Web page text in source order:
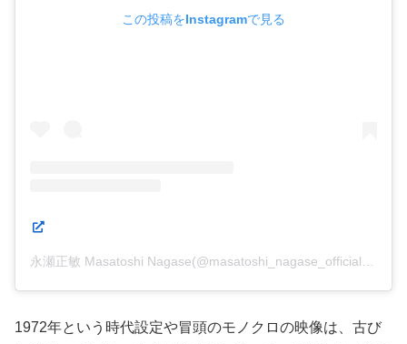
この投稿をInstagramで見る
1972年という時代設定や冒頭のモノクロの映像は、古び